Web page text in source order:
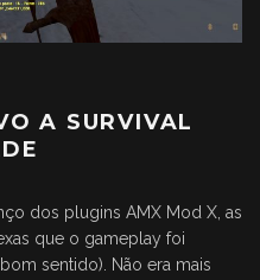
A SURVIVAL
dos plugins AMX Mod X, as
que o gameplay foi
sentido). Não era mais